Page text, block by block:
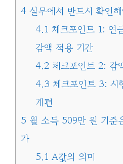
4 실무에서 반드시 확인
4.1 체크포인트 1: 연
감액 적용 기간
4.2체크포인트 2: 감
4.3 체크포인트 3: 시
개편
5 월 소득 509만 원 기준
가
5.1 A값의 의미